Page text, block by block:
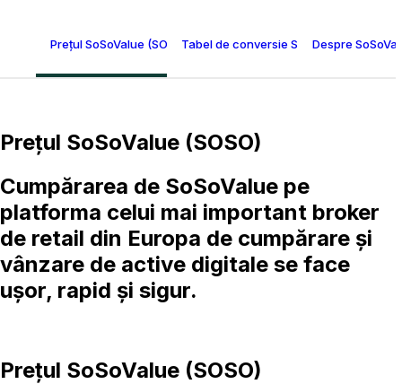
Prețul SoSoValue (SOSO)Tabel de conversie SoSoValue
Despre
Prețul SoSoValue (SOSO)
Cumpărarea de SoSoValue pe
platforma celui mai important broker
de retail din Europa de cumpărare și
vânzare de active digitale se face
ușor, rapid și sigur.
Prețul SoSoValue (SOSO)